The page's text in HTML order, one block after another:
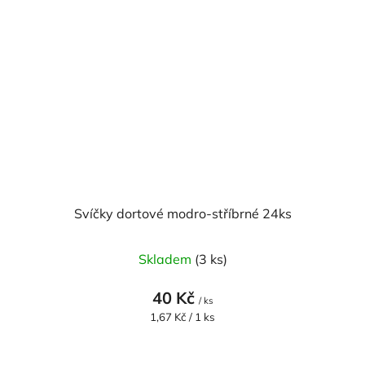
Svíčky dortové modro-stříbrné 24ks
Skladem (3 ks)
40 Kč / ks
Měrná
1,67 Kč / 1 ks